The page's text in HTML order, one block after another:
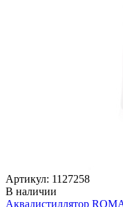
Артикул: 1127258
В наличии
Аквадистиллятор